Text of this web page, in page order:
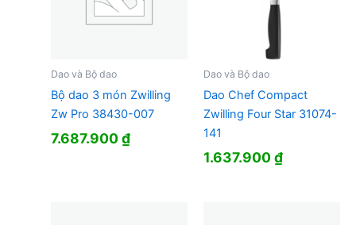
Dao và Bộ dao
Bộ dao 3 món Zwilling
Zw Pro 38430-007
7.687.900₫
Dao và Bộ dao
Dao Chef Compact
Zwilling Four Star 31074-
141
1.637.900₫